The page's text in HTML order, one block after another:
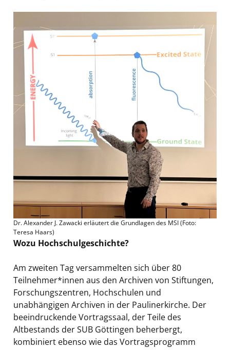
Dr. Alexander J. Zawacki erläutert die Grundlagen des MSI (Foto:
Teresa Haars)
Wozu Hochschulgeschichte?
Am zweiten Tag versammelten sich über 80
Teilnehmer*innen aus den Archiven von Stiftungen,
Forschungszentren, Hochschulen und
unabhängigen Archiven in der Paulinerkirche. Der
beeindruckende Vortragssaal, der Teile des
Altbestands der SUB Göttingen beherbergt,
kombiniert ebenso wie das Vortragsprogramm